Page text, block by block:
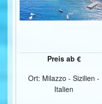
Preis ab €
Ort: Milazzo - Sizilien -
Italien